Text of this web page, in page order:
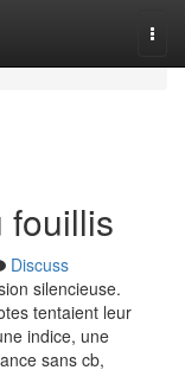
fouillis
Discuss
silencieuse.
tentaient leur
indice, une
sans cb,